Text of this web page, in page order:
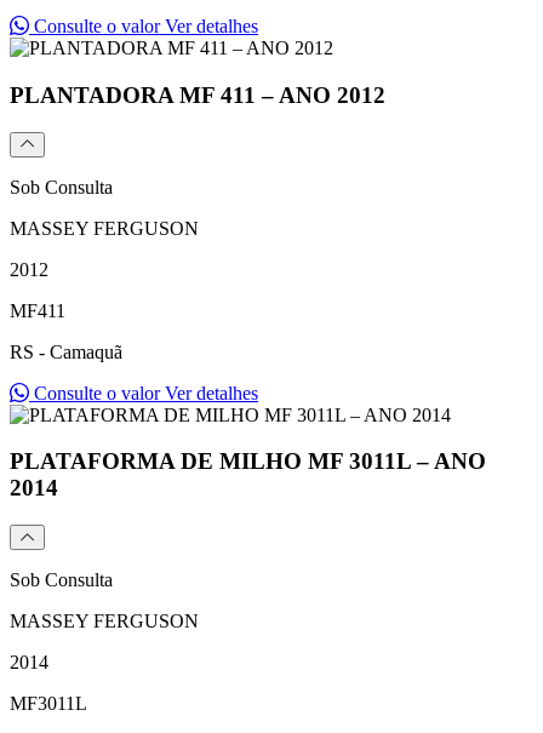
Consulte o valorVer detalhes
PLANTADORA MF 411 – ANO 2012
Sob Consulta
MASSEY FERGUSON
2012
MF411
RS - Camaquã
Consulte o valorVer detalhes
PLATAFORMA DE MILHO MF 3011L – ANO
2014
Sob Consulta
MASSEY FERGUSON
2014
MF3011L